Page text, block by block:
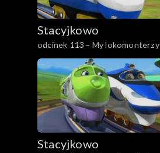
Stacyjkowo
odcinek 113 – My lokomonterzy
Stacyjkowo